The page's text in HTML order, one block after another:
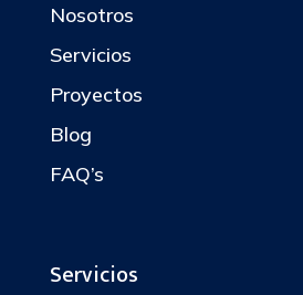
Nosotros
Servicios
Proyectos
Blog
FAQ’s
Servicios